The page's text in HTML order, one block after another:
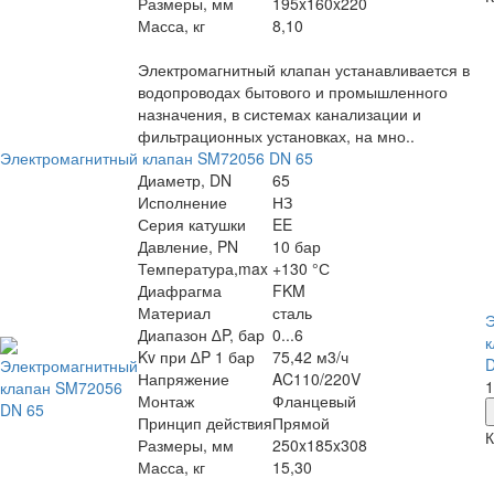
Масса, кг
8,10
Электромагнитный клапан устанавливается в
водопроводах бытового и промышленного
назначения, в системах канализации и
фильтрационных установках, на мно..
Электромагнитный клапан SM72056 DN 65
Диаметр, DN
65
Исполнение
НЗ
Серия катушки
EE
Давление, PN
10 бар
Температура,max +130 °С
Диафрагма
FKM
Материал
сталь
Диапазон ∆P, бар 0...6
Kv при ∆P 1 бар
75,42 м3/ч
Напряжение
AC110/220V
Монтаж
Фланцевый
Принцип действияПрямой
Размеры, мм
250x185x308
Масса, кг
15,30